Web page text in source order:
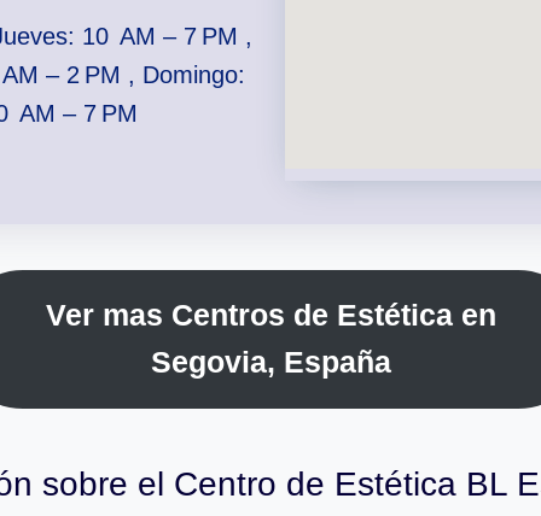
10 AM – 7 PM ,
– 2 PM , Domingo:
AM – 7 PM
Ver mas Centros de Estética en
Segovia, España
sobre el Centro de Estética BL